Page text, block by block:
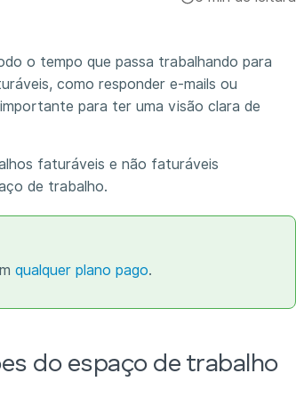
o tempo que passa trabalhando para
como responder e-mails ou
para ter uma visão clara de
faturáveis e não faturáveis
de trabalho.
qualquer plano pago.
do espaço de trabalho